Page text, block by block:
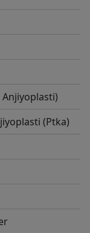
(Ptka)